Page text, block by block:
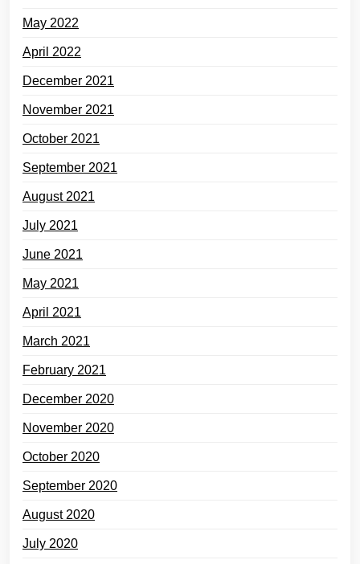
May 2022
April 2022
December 2021
November 2021
October 2021
September 2021
August 2021
July 2021
June 2021
May 2021
April 2021
March 2021
February 2021
December 2020
November 2020
October 2020
September 2020
August 2020
July 2020